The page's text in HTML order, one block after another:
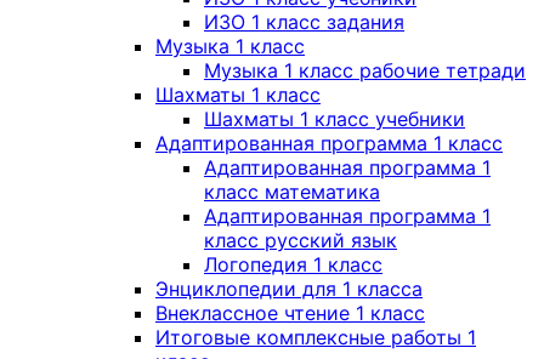
ИЗО 1 класс задания
Музыка 1 класс
Музыка 1 класс рабочие тетради
Шахматы 1 класс
Шахматы 1 класс учебники
Адаптированная программа 1 класс
Адаптированная программа 1
класс математика
Адаптированная программа 1
класс русский язык
Логопедия 1 класс
Энциклопедии для 1 класса
Внеклассное чтение 1 класс
Итоговые комплексные работы 1